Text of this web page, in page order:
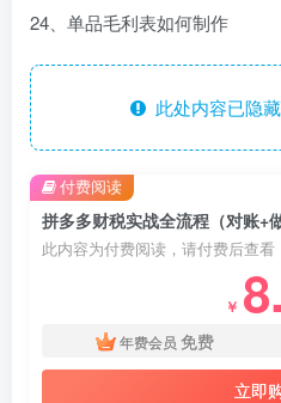
24、单品毛利表如何制作
此处内容已隐
拼多多财税实战全流程（对账+
此内容为付费阅读，请付费后查看
￥
年费会员 免费
立即
付费阅读